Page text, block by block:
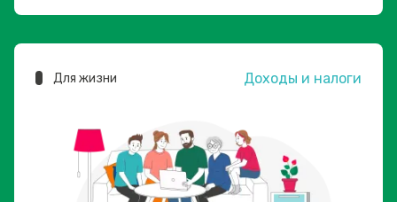
Для жизни Доходы и налоги